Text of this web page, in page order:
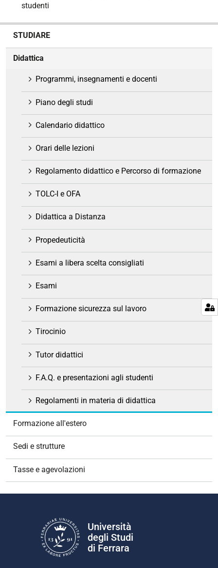
studenti
STUDIARE
Didattica
Programmi, insegnamenti e docenti
Piano degli studi
Calendario didattico
Orari delle lezioni
Regolamento didattico e Percorso di formazione
TOLC-I e OFA
Didattica a Distanza
Propedeuticità
Esami a libera scelta consigliati
Esami
Formazione sicurezza sul lavoro
Tirocinio
Tutor didattici
F.A.Q. e presentazioni agli studenti
Regolamenti in materia di didattica
Formazione all'estero
Sedi e strutture
Tasse e agevolazioni
Università
degli Studi
di Ferrara